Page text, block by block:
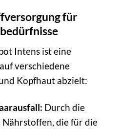
für
Intens ist eine
verschiedene
Kopfhaut abzielt:
Durch die
die für die